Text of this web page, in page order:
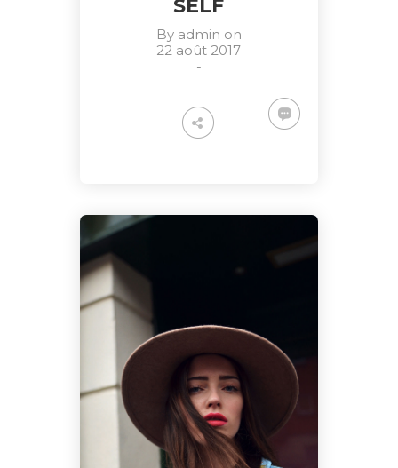
SELF
By admin on
22 août 2017
-